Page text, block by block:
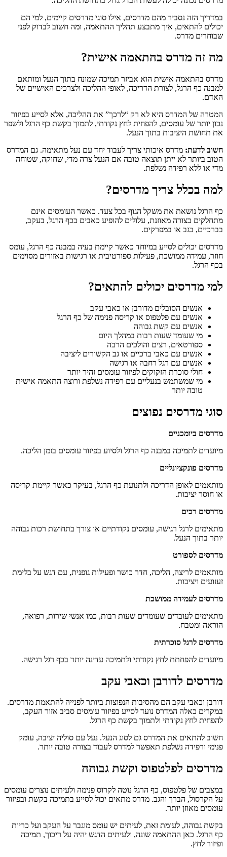
במדריך הזה נסביר מהם מדרסים, אילו סוגי מדרסים קיימים, למי הם
יכולים להתאים, איך מתבצע תהליך ההתאמה, ומה חשוב לבדוק לפני
שבוחרים מדרס.
מה זה מדרס בהתאמה אישית?
מדרס בהתאמה אישית הוא אביזר תמיכה שמונח בתוך הנעל ומותאם
למבנה כף הרגל, לצורת הדריכה, לאופי ההליכה ולצרכים האישיים של
האדם.
המטרה של המדרס היא לא רק “לרכך” את ההליכה, אלא לסייע בפיזור
נכון יותר של עומסים, להפחית לחץ נקודתי, לתמוך בקשת כף הרגל ולשפר
את תחושת היציבות בתוך הנעל.
חשוב לדעת: מדרס איכותי צריך לעבוד יחד עם נעל מתאימה. גם המדרס
הטוב ביותר לא ייתן תוצאה טובה אם הנעל צרה מדי, שחוקה, שטוחה
מדי או ללא רפידה נשלפת.
למה בכלל צריך מדרסים?
כף הרגל נושאת את משקל הגוף בכל צעד. כאשר העומסים אינם
מתחלקים בצורה מאוזנת, עלולים להופיע כאבים בכף הרגל, בעקב,
בברכיים, בגב או במפרקים.
מדרסים יכולים לסייע במיוחד כאשר קיימת בעיה במבנה כף הרגל, עומס
חוזר, עמידה ממושכת, פעילות ספורטיבית או רגישות באזורים מסוימים
בכף הרגל.
למי מדרסים יכולים להתאים?
אנשים הסובלים מדורבן או כאבי עקב
אנשים עם פלטפוס או קריסה פנימה של כף הרגל
אנשים עם קשת גבוהה
מי שעומד שעות רבות במהלך היום
ספורטאים, רצים והולכים הרבה
אנשים עם כאבי ברכיים או גב הקשורים ליציבה
אנשים עם רגל רחבה או רגישה
חולי סוכרת הזקוקים לפיזור עומסים זהיר יותר
מי שמשתמש בנעליים עם רפידה נשלפת ורוצה התאמה אישית
טובה יותר
סוגי מדרסים נפוצים
מדרסים ביומכניים
מיועדים לתמיכה במבנה כף הרגל ולסיוע בפיזור עומסים בזמן הליכה.
מדרסים פונקציונליים
מותאמים לאופן הדריכה ולתנועת כף הרגל, בעיקר כאשר קיימת קריסה
או חוסר יציבות.
מדרסים רכים
מתאימים לרגל רגישה, עומסים נקודתיים או צורך בתחושת רכות גבוהה
יותר בתוך הנעל.
מדרסים לספורט
מותאמים לריצה, הליכה, חדר כושר ופעילות גופנית, עם דגש על בלימת
זעזועים ויציבות.
מדרסים לעמידה ממושכת
מתאימים לעובדים שעומדים שעות רבות, כמו אנשי שירות, רפואה,
הוראה ומטבח.
מדרסים לרגל סוכרתית
מיועדים להפחתת לחץ נקודתי ולתמיכה עדינה יותר בכף רגל רגישה.
מדרסים לדורבן וכאבי עקב
דורבן וכאבי עקב הם מהסיבות הנפוצות ביותר לפנייה להתאמת מדרסים.
במקרים כאלה המדרס נועד לסייע בפיזור עומסים סביב אזור העקב,
להפחית לחץ נקודתי ולתמוך בקשת כף הרגל.
חשוב להתאים את המדרס גם לסוג הנעל. נעל עם סוליה יציבה, עומק
פנימי ורפידה נשלפת תאפשר למדרס לעבוד בצורה טובה יותר.
מדרסים לפלטפוס וקשת גבוהה
במצבים של פלטפוס, כף הרגל נוטה לקרוס פנימה ולעיתים נוצרים עומסים
על הקרסול, הברך והגב. מדרס מתאים יכול לסייע בתמיכה בקשת ובפיזור
עומסים מאוזן יותר.
בקשת גבוהה, לעומת זאת, לעיתים יש עומס מוגבר על העקב ועל כריות
כף הרגל. כאן ההתאמה שונה, ולעיתים הדגש יהיה על ריכוך, תמיכה
ופיזור לחץ.